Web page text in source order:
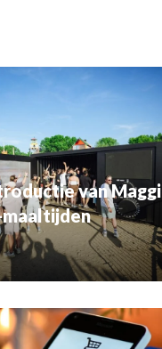
van Maggi